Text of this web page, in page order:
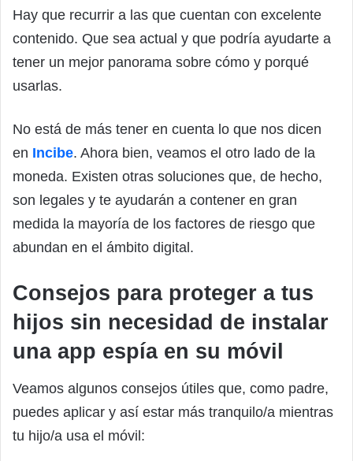
Hay que recurrir a las que cuentan con excelente
contenido. Que sea actual y que podría ayudarte a
tener un mejor panorama sobre cómo y porqué
usarlas.
No está de más tener en cuenta lo que nos dicen
en Incibe. Ahora bien, veamos el otro lado de la
moneda. Existen otras soluciones que, de hecho,
son legales y te ayudarán a contener en gran
medida la mayoría de los factores de riesgo que
abundan en el ámbito digital.
Consejos para proteger a tus
hijos sin necesidad de instalar
una app espía en su móvil
Veamos algunos consejos útiles que, como padre,
puedes aplicar y así estar más tranquilo/a mientras
tu hijo/a usa el móvil: